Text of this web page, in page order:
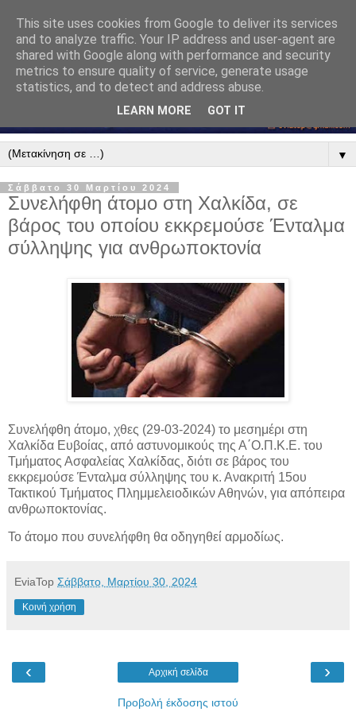
▼
Σάββατο 30 Μαρτίου 2024
Συνελήφθη άτομο στη Χαλκίδα, σε
βάρος του οποίου εκκρεμούσε Ένταλμα
σύλληψης για ανθρωποκτονία
Συνελήφθη άτομο, χθες (29-03-2024) το μεσημέρι στη
Χαλκίδα Ευβοίας, από αστυνομικούς της Α΄Ο.Π.Κ.Ε. του
Τμήματος Ασφαλείας Χαλκίδας, διότι σε βάρος του
εκκρεμούσε Ένταλμα σύλληψης του κ. Ανακριτή 15ου
Τακτικού Τμήματος Πλημμελειοδικών Αθηνών, για απόπειρα
ανθρωποκτονίας.
Το άτομο που συνελήφθη θα οδηγηθεί αρμοδίως.
EviaTop Σάββατο, Μαρτίου 30, 2024
Κοινή χρήση
‹ ›
Αρχική σελίδα
Προβολή έκδοσης ιστού
This site uses cookies from Google to deliver its services
and to analyze traffic. Your IP address and user-agent are
shared with Google along with performance and security
metrics to ensure quality of service, generate usage
statistics, and to detect and address abuse.
LEARN MORE GOT IT